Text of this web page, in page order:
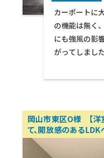
カーポートに
の機能は無く
にも強風の影響を受け
がってしました
岡山市東区O様 【洋
て、開放感のある
ーム、アパートリフォ
ン 岡山リフォーム相